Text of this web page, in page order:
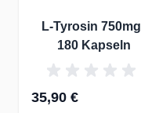
L-Tyrosin 750mg |
180 Kapseln
35,90 €